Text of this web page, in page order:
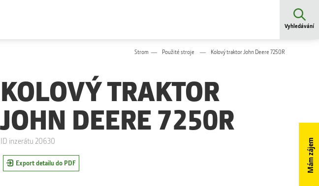
Vyhledávání
Strom Použité stroje Kolový traktor John Deere 7250R
Mám zájem
KOLOVÝ TRAKTOR
JOHN DEERE 7250R
ID inzerátu 20630
Export detailu do PDF